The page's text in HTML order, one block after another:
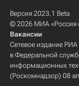
Версия 2023.1 Beta
© 2026 МИА «Россия
Вакансии
Сетевое издание
в Федеральной
информационных
(Роскомнадзор) 08